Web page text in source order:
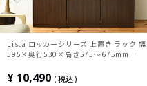
Lista ロッカーシリーズ 上置き ラック 幅
595×奥行530×高さ575～675mm
¥ 10,490 税込